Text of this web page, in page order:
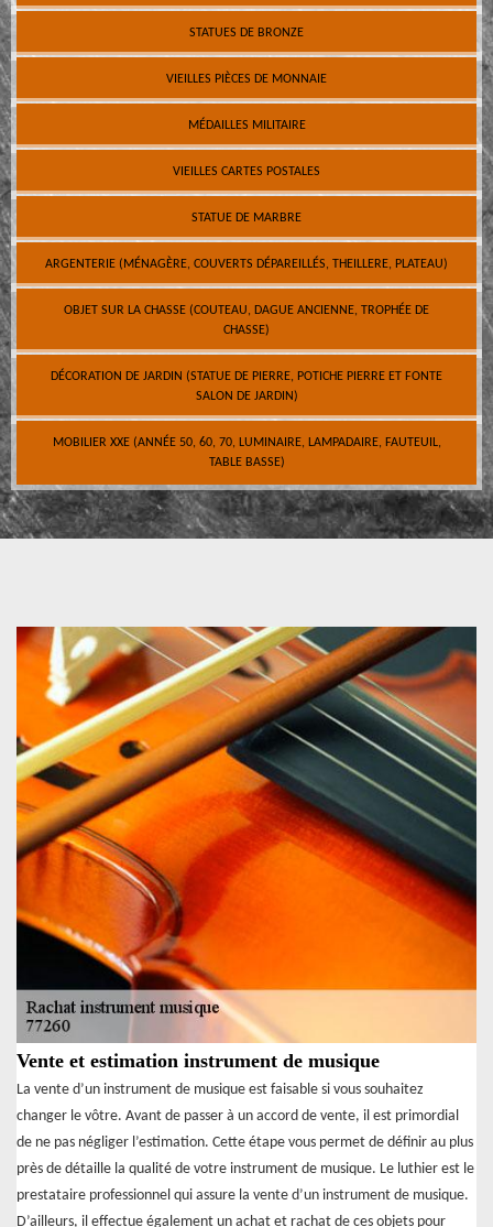
STATUES DE BRONZE
VIEILLES PIÈCES DE MONNAIE
MÉDAILLES MILITAIRE
VIEILLES CARTES POSTALES
STATUE DE MARBRE
ARGENTERIE (MÉNAGÈRE, COUVERTS DÉPAREILLÉS, THEILLERE, PLATEAU)
OBJET SUR LA CHASSE (COUTEAU, DAGUE ANCIENNE, TROPHÉE DE
CHASSE)
DÉCORATION DE JARDIN (STATUE DE PIERRE, POTICHE PIERRE ET FONTE
SALON DE JARDIN)
MOBILIER XXE (ANNÉE 50, 60, 70, LUMINAIRE, LAMPADAIRE, FAUTEUIL,
TABLE BASSE)
Vente et estimation instrument de musique
La vente d’un instrument de musique est faisable si vous souhaitez
changer le vôtre. Avant de passer à un accord de vente, il est primordial
de ne pas négliger l’estimation. Cette étape vous permet de définir au plus
près de détaille la qualité de votre instrument de musique. Le luthier est le
prestataire professionnel qui assure la vente d’un instrument de musique.
D’ailleurs, il effectue également un achat et rachat de ces objets pour